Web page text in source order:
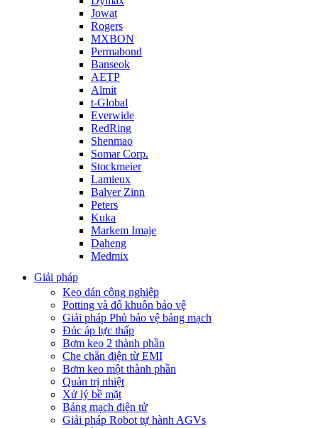
Jowat
Rogers
MXBON
Permabond
Banseok
AETP
Almit
t-Global
Everwide
RedRing
Shenmao
Somar Corp.
Stockmeier
Lamieux
Balver Zinn
Peters
Kuka
Markem Imaje
Daheng
Medmix
Giải pháp
Keo dán công nghiệp
Potting và đổ khuôn bảo vệ
Giải pháp Phủ bảo vệ bảng mạch
Đúc áp lực thấp
Bơm keo 2 thành phần
Che chắn điện từ EMI
Bơm keo một thành phần
Quản trị nhiệt
Xử lý bề mặt
Bảng mạch điện tử
Giải pháp Robot tự hành AGVs